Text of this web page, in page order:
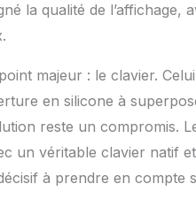
la qualité de l’affichage,
majeur : le clavier.
en silicone à
reste un compromis.
un véritable clavier natif
à prendre en compte